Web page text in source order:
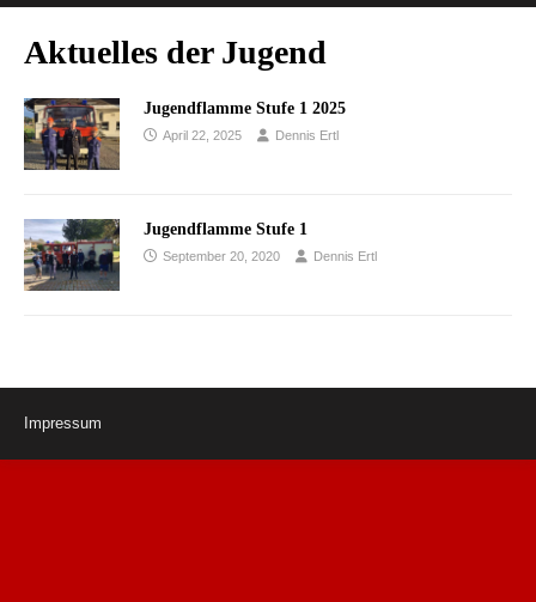
Aktuelles der Jugend
Jugendflamme Stufe 1 2025
April 22, 2025 Dennis Ertl
Jugendflamme Stufe 1
September 20, 2020 Dennis Ertl
Impressum